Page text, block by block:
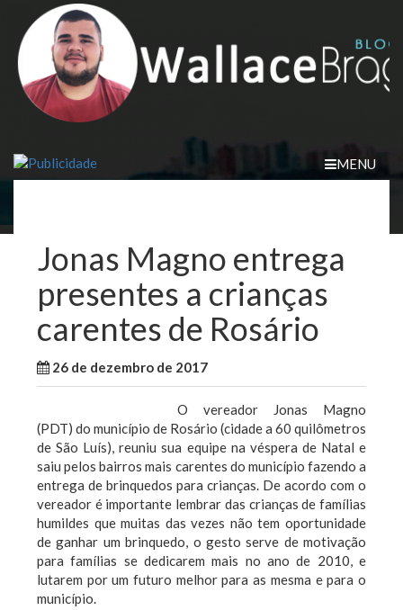
content
MENU
Jonas Magno entrega
presentes a crianças
carentes de Rosário
26 de dezembro de 2017
O vereador Jonas Magno
(PDT) do município de Rosário (cidade a 60 quilômetros
de São Luís), reuniu sua equipe na véspera de Natal e
saiu pelos bairros mais carentes do município fazendo a
entrega de brinquedos para crianças. De acordo com o
vereador é importante lembrar das crianças de famílias
humildes que muitas das vezes não tem oportunidade
de ganhar um brinquedo, o gesto serve de motivação
para famílias se dedicarem mais no ano de 2010, e
lutarem por um futuro melhor para as mesma e para o
município.